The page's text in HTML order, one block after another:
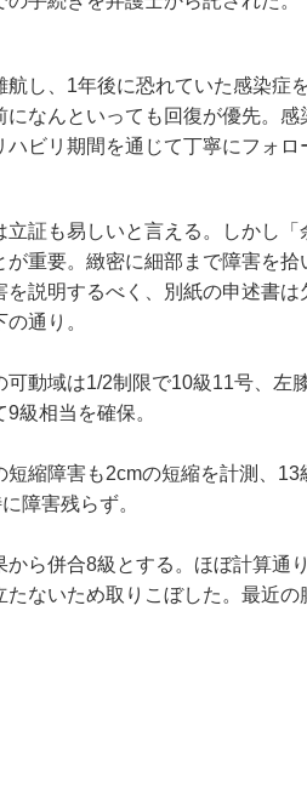
し、1年後に恐れていた感染症
になんといっても回復が優先。
ハビリ期間を通じて丁寧にフォロ
証も易しいと言える。しかし
が重要。緻密に細部まで障害を
を説明するべく、別紙の申述書
通り。
動域は1/2制限で10級11号、左
級相当を確保。
縮障害も2cmの短縮を計測、
障害残らず。
ら併合8級とする。ほぼ計算通
ないため取りこぼした。最近の